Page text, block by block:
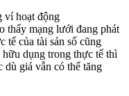
ví hoạt động
thấy mạng lưới đang phát
tế của tài sản số cũng
hữu dụng trong thực tế thì
dù giá vẫn có thể tăng